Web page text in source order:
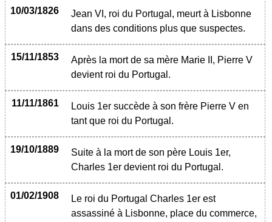
10/03/1826
Jean VI, roi du Portugal, meurt à Lisbonne
dans des conditions plus que suspectes.
15/11/1853
Après la mort de sa mère Marie II, Pierre V
devient roi du Portugal.
11/11/1861
Louis 1er succède à son frère Pierre V en
tant que roi du Portugal.
19/10/1889
Suite à la mort de son père Louis 1er,
Charles 1er devient roi du Portugal.
01/02/1908
Le roi du Portugal Charles 1er est
assassiné à Lisbonne, place du commerce,